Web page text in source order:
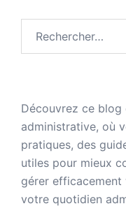
Découvrez ce blog
administrative, où
pratiques, des
utiles pour mieux
gérer
votre quotidien